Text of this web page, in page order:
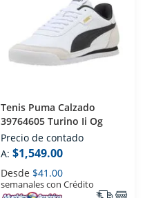
Tenis Puma Calzado
39764605 Turino Ii Og
Precio de contado
A: $1,549.00
Desde $41.00
semanales con Crédito